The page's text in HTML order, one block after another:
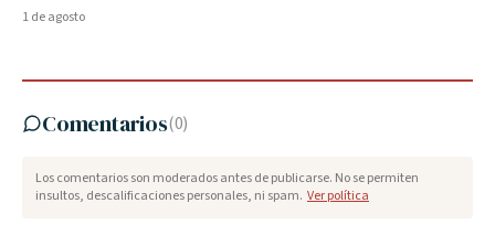
1 de agosto
Comentarios(0)
Los comentarios son moderados antes de publicarse. No se permiten
insultos, descalificaciones personales, ni spam. Ver política